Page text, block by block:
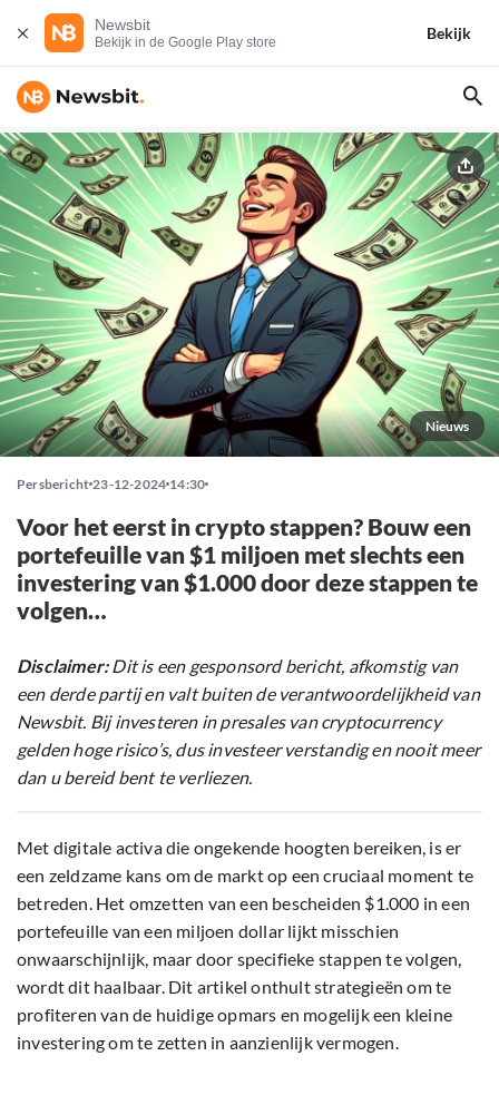
Newsbit
Bekijk in de Google Play store
Bekijk
Nieuws
Persbericht 23-12-2024 14:30
Voor het eerst in crypto stappen? Bouw een
portefeuille van $1 miljoen met slechts een
investering van $1.000 door deze stappen te
volgen…
Disclaimer:Dit is een gesponsord bericht, afkomstig van
een derde partij en valt buiten de verantwoordelijkheid van
Newsbit. Bij investeren in presales van cryptocurrency
gelden hoge risico’s, dus investeer verstandig en nooit meer
dan u bereid bent te verliezen.
Met digitale activa die ongekende hoogten bereiken, is er
een zeldzame kans om de markt op een cruciaal moment te
betreden. Het omzetten van een bescheiden $1.000 in een
portefeuille van een miljoen dollar lijkt misschien
onwaarschijnlijk, maar door specifieke stappen te volgen,
wordt dit haalbaar. Dit artikel onthult strategieën om te
profiteren van de huidige opmars en mogelijk een kleine
investering om te zetten in aanzienlijk vermogen.